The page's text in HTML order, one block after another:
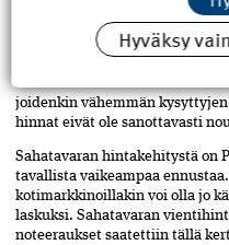
1970-luvun öljykriisin vuosien.
PTT:n metsäekonomistiMatti
kuvaa kurantin
joidenkin vähemmän
hinnat eivät ole sanottavasti
Sahatavaran hintakehitystä on
tavallista vaikeampaa
kotimarkkinoillakin voi olla jo
laskuksi. Sahatavaran
noteeraukset saatettiin tällä
Hyväksy